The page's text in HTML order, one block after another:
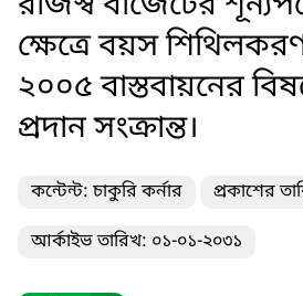
ক্ষেত্রে বয়স
২০০৫ বাস্তবায়নের
প্রদান সংক্রান্ত।
কন্টেন্ট: চাকুরি কর্নার প্রকাশের
আর্কাইভ তারিখ: ০১-০১-২০৩১